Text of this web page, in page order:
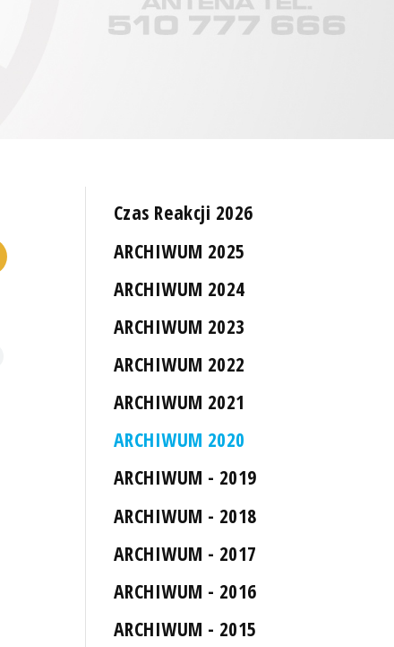
Czas Reakcji 2026
ARCHIWUM 2025
ARCHIWUM 2024
ARCHIWUM 2023
ARCHIWUM 2022
ARCHIWUM 2021
ARCHIWUM 2020
ARCHIWUM - 2019
ARCHIWUM - 2018
ARCHIWUM - 2017
ARCHIWUM - 2016
ARCHIWUM - 2015